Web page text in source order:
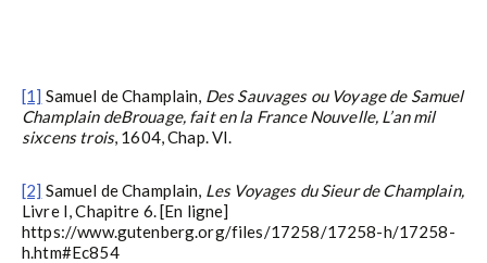
[1] Samuel de Champlain, Des Sauvages ou Voyage de Samuel
Champlain deBrouage, fait en la France Nouvelle, L’an mil
sixcens trois, 1604, Chap. VI.
[2] Samuel de Champlain, Les Voyages du Sieur de Champlain,
Livre I, Chapitre 6. [En ligne]
https://www.gutenberg.org/files/17258/17258-h/17258-
h.htm#Ec854